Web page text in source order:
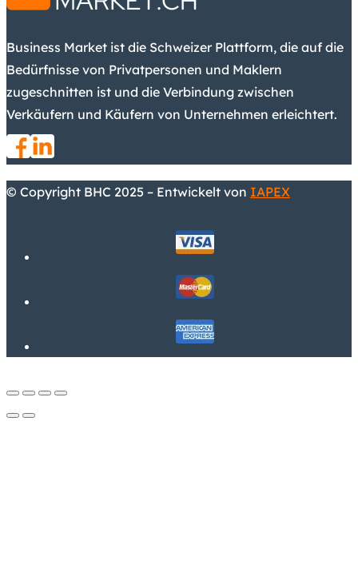
Business Market ist die Schweizer Plattform, die auf die
Bedürfnisse von Privatpersonen und Maklern
zugeschnitten ist und die Verbindung zwischen
Verkäufern und Käufern von Unternehmen erleichtert.
© Copyright BHC 2025 – Entwickelt von IAPEX